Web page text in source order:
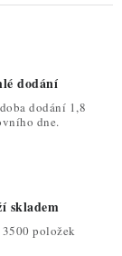
dodání
dodání 1,8
dne.
skladem
položek